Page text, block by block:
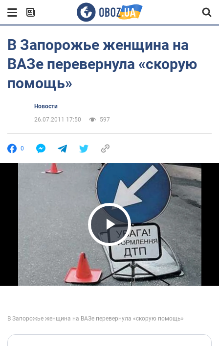
В Запорожье женщина на
ВАЗе перевернула «скорую
помощь»
Новости
26.07.2011 17:50
597
0
Play Video